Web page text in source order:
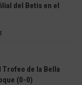
del Betis en el
de la Bella
(0-0)